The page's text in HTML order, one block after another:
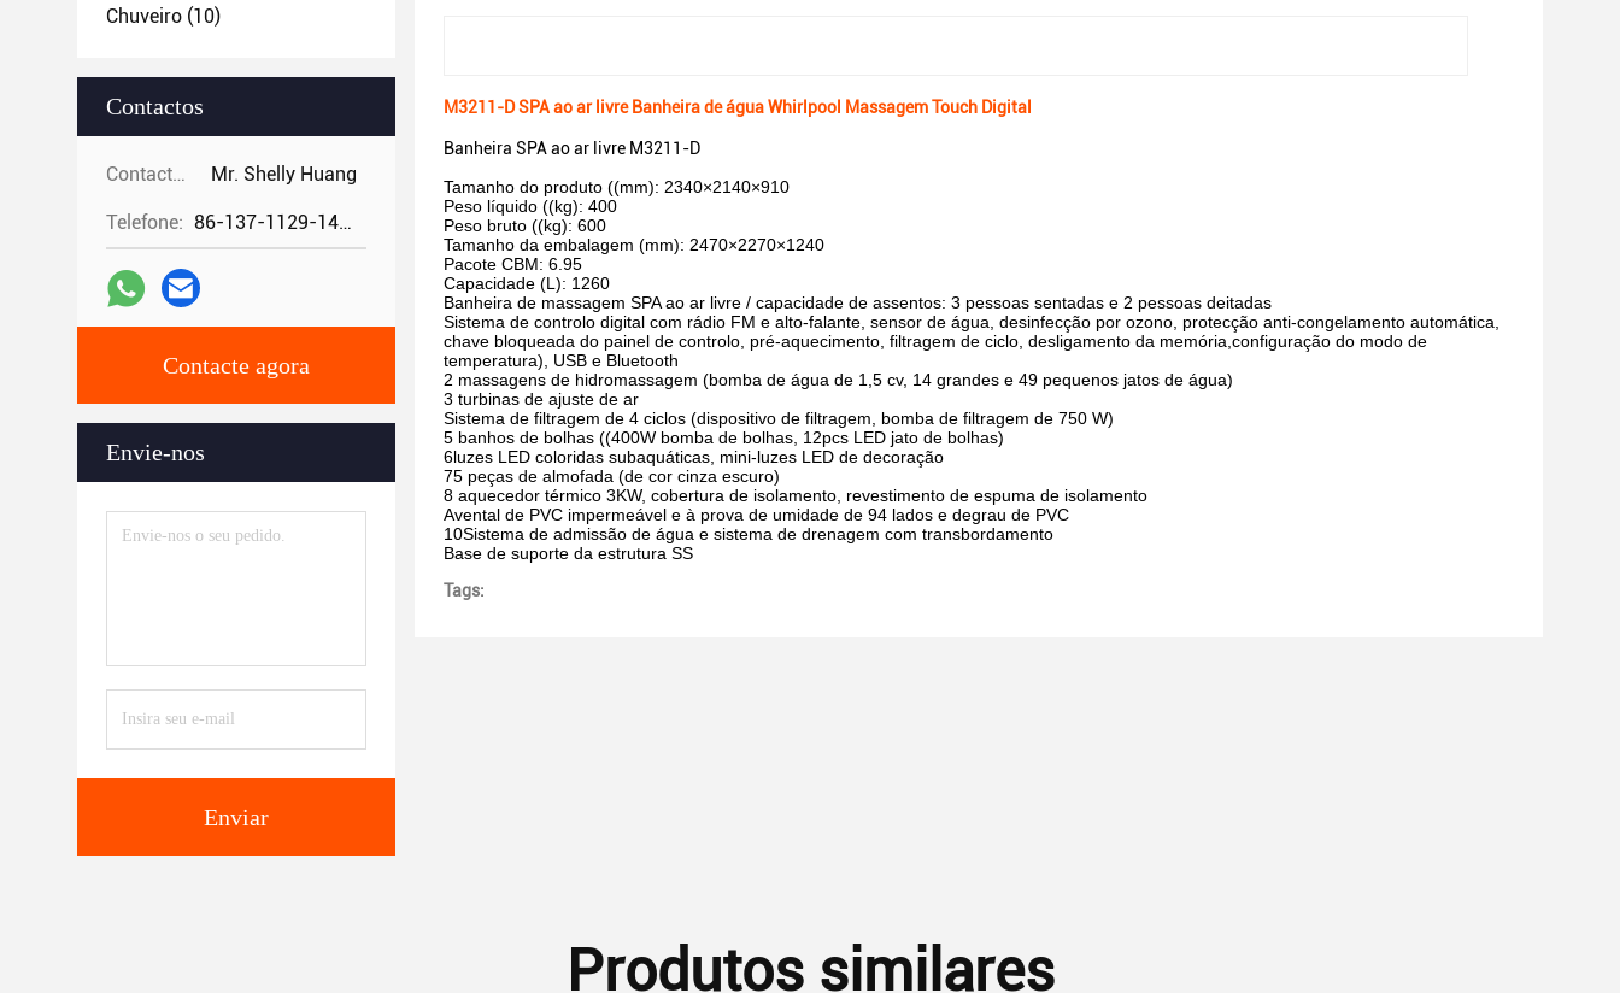
Chuveiro (10)
Contactos
Contactos: Mr. Shelly Huang
Telefone: 86-137-1129-1448
Contacte agora
Envie-nos
Enviar
M3211-D SPA ao ar livre Banheira de água Whirlpool Massagem Touch Digital
Banheira SPA ao ar livre M3211-D
Tamanho do produto ((mm): 2340×2140×910
Peso líquido ((kg): 400
Peso bruto ((kg): 600
Tamanho da embalagem (mm): 2470×2270×1240
Pacote CBM: 6.95
Capacidade (L): 1260
Banheira de massagem SPA ao ar livre / capacidade de assentos: 3 pessoas sentadas e 2 pessoas deitadas
Sistema de controlo digital com rádio FM e alto-falante, sensor de água, desinfecção por ozono, protecção anti-congelamento automática,
chave bloqueada do painel de controlo, pré-aquecimento, filtragem de ciclo, desligamento da memória,configuração do modo de
temperatura), USB e Bluetooth
2 massagens de hidromassagem (bomba de água de 1,5 cv, 14 grandes e 49 pequenos jatos de água)
3 turbinas de ajuste de ar
Sistema de filtragem de 4 ciclos (dispositivo de filtragem, bomba de filtragem de 750 W)
5 banhos de bolhas ((400W bomba de bolhas, 12pcs LED jato de bolhas)
6luzes LED coloridas subaquáticas, mini-luzes LED de decoração
75 peças de almofada (de cor cinza escuro)
8 aquecedor térmico 3KW, cobertura de isolamento, revestimento de espuma de isolamento
Avental de PVC impermeável e à prova de umidade de 94 lados e degrau de PVC
10Sistema de admissão de água e sistema de drenagem com transbordamento
Base de suporte da estrutura SS
Tags:
Produtos similares